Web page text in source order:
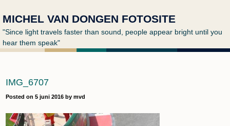
MICHEL VAN DONGEN FOTOSITE
"Since light travels faster than sound, people appear bright until you
hear them speak"
IMG_6707
Posted on 5 juni 2016by mvd